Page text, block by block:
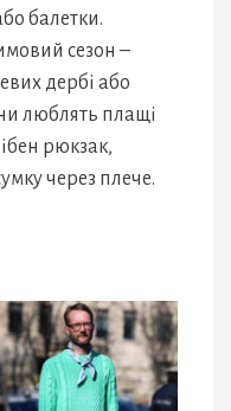
балетки.
сезон –
дербі або
люблять плащі
рюкзак,
через плече.